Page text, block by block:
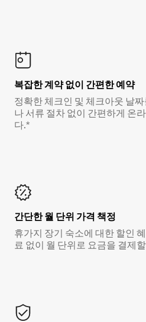
복잡한 계약 없이 간편한 예약
정확한 체크인 및 체크아웃 날
나 서류 절차 없이 간편하게 온
다.*
간단한 월 단위 가격 책정
휴가지 장기 숙소에 대한 할인
료 없이 월 단위로 요금을 결제